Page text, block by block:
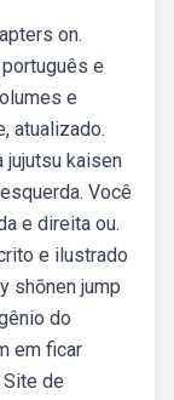
on.
e
e
atualizado.
jujutsu kaisen
Você
e direita ou.
e ilustrado
shōnen jump
do
em ficar
de